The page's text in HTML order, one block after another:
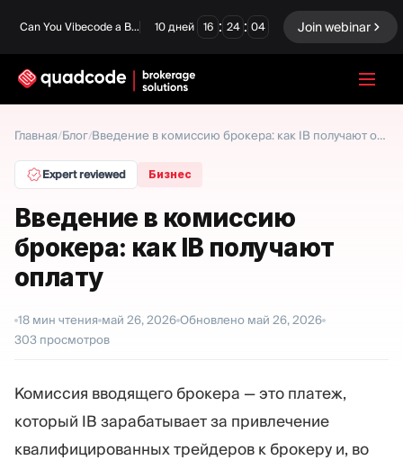
Can You Vibecode a Brokerage Platform? 10 дней 16 : 24 : 03 Join webinar
Главная /
Блог / Введение в комиссию брокера: как IB получают оплату
Expert reviewed Бизнес
Введение в комиссию
брокера: как IB получают
оплату
18 мин чтения май 26, 2026 Обновлено май 26, 2026
303 просмотров
Комиссия вводящего брокера — это платеж,
который IB зарабатывает за привлечение
квалифицированных трейдеров к брокеру и, во
Русский
Готовое решение
Forex / CFD
Prop Firm
Бинарные опционы
МОДУЛИ
Торговая платформа Back-office